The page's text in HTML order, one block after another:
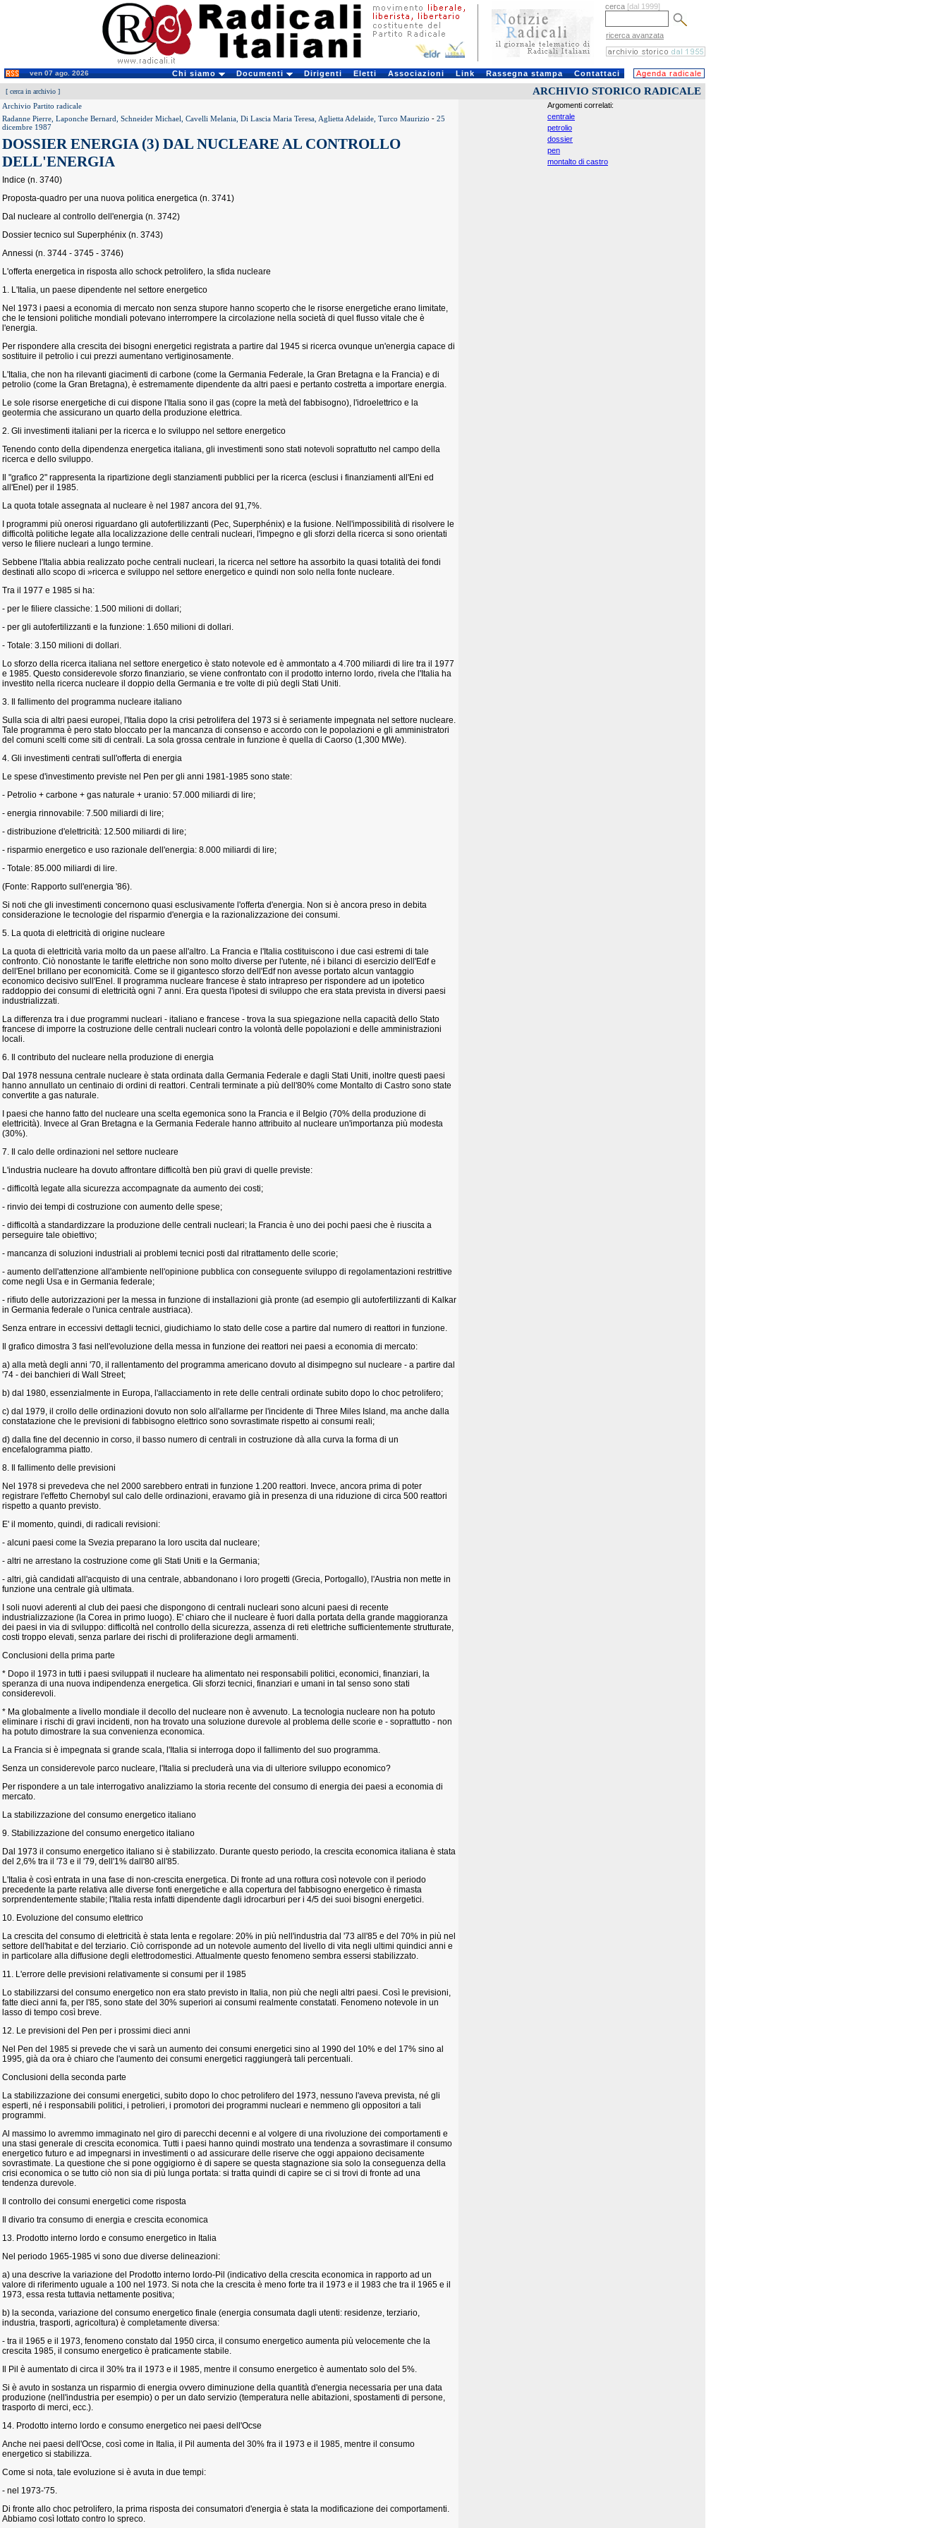
cerca [dal 1999]
ricerca avanzata
ven 07 ago. 2026 Chi siamo Documenti Dirigenti Eletti Associazioni Link Rassegna stampa Contattaci Agenda radicale
[ cerca in archivio ] ARCHIVIO STORICO RADICALE
Archivio Partito radicale
Radanne Pierre, Laponche Bernard, Schneider Michael, Cavelli Melania, Di Lascia Maria Teresa, Aglietta Adelaide, Turco Maurizio - 25
dicembre 1987
DOSSIER ENERGIA (3) DAL NUCLEARE AL CONTROLLO
DELL'ENERGIA
Indice (n. 3740)
Proposta-quadro per una nuova politica energetica (n. 3741)
Dal nucleare al controllo dell'energia (n. 3742)
Dossier tecnico sul Superphénix (n. 3743)
Annessi (n. 3744 - 3745 - 3746)
L'offerta energetica in risposta allo schock petrolifero, la sfida nucleare
1. L'Italia, un paese dipendente nel settore energetico
Nel 1973 i paesi a economia di mercato non senza stupore hanno scoperto che le risorse energetiche erano limitate,
che le tensioni politiche mondiali potevano interrompere la circolazione nella società di quel flusso vitale che è
l'energia.
Per rispondere alla crescita dei bisogni energetici registrata a partire dal 1945 si ricerca ovunque un'energia capace di
sostituire il petrolio i cui prezzi aumentano vertiginosamente.
L'Italia, che non ha rilevanti giacimenti di carbone (come la Germania Federale, la Gran Bretagna e la Francia) e di
petrolio (come la Gran Bretagna), è estremamente dipendente da altri paesi e pertanto costretta a importare energia.
Le sole risorse energetiche di cui dispone l'Italia sono il gas (copre la metà del fabbisogno), l'idroelettrico e la
geotermia che assicurano un quarto della produzione elettrica.
2. Gli investimenti italiani per la ricerca e lo sviluppo nel settore energetico
Tenendo conto della dipendenza energetica italiana, gli investimenti sono stati notevoli soprattutto nel campo della
ricerca e dello sviluppo.
Il "grafico 2" rappresenta la ripartizione degli stanziamenti pubblici per la ricerca (esclusi i finanziamenti all'Eni ed
all'Enel) per il 1985.
La quota totale assegnata al nucleare è nel 1987 ancora del 91,7%.
I programmi più onerosi riguardano gli autofertilizzanti (Pec, Superphénix) e la fusione. Nell'impossibilità di risolvere le
difficoltà politiche legate alla localizzazione delle centrali nucleari, l'impegno e gli sforzi della ricerca si sono orientati
verso le filiere nucleari a lungo termine.
Sebbene l'Italia abbia realizzato poche centrali nucleari, la ricerca nel settore ha assorbito la quasi totalità dei fondi
destinati allo scopo di »ricerca e sviluppo nel settore energetico e quindi non solo nella fonte nucleare.
Tra il 1977 e 1985 si ha:
- per le filiere classiche: 1.500 milioni di dollari;
- per gli autofertilizzanti e la funzione: 1.650 milioni di dollari.
- Totale: 3.150 milioni di dollari.
Lo sforzo della ricerca italiana nel settore energetico è stato notevole ed è ammontato a 4.700 miliardi di lire tra il 1977
e 1985. Questo considerevole sforzo finanziario, se viene confrontato con il prodotto interno lordo, rivela che l'Italia ha
investito nella ricerca nucleare il doppio della Germania e tre volte di più degli Stati Uniti.
3. Il fallimento del programma nucleare italiano
Sulla scia di altri paesi europei, l'Italia dopo la crisi petrolifera del 1973 si è seriamente impegnata nel settore nucleare.
Tale programma è pero stato bloccato per la mancanza di consenso e accordo con le popolazioni e gli amministratori
del comuni scelti come siti di centrali. La sola grossa centrale in funzione è quella di Caorso (1,300 MWe).
4. Gli investimenti centrati sull'offerta di energia
Le spese d'investimento previste nel Pen per gli anni 1981-1985 sono state:
- Petrolio + carbone + gas naturale + uranio: 57.000 miliardi di lire;
- energia rinnovabile: 7.500 miliardi di lire;
- distribuzione d'elettricità: 12.500 miliardi di lire;
- risparmio energetico e uso razionale dell'energia: 8.000 miliardi di lire;
- Totale: 85.000 miliardi di lire.
(Fonte: Rapporto sull'energia '86).
Si noti che gli investimenti concernono quasi esclusivamente l'offerta d'energia. Non si è ancora preso in debita
considerazione le tecnologie del risparmio d'energia e la razionalizzazione dei consumi.
5. La quota di elettricità di origine nucleare
La quota di elettricità varia molto da un paese all'altro. La Francia e l'Italia costituiscono i due casi estremi di tale
confronto. Ciò nonostante le tariffe elettriche non sono molto diverse per l'utente, né i bilanci di esercizio dell'Edf e
dell'Enel brillano per economicità. Come se il gigantesco sforzo dell'Edf non avesse portato alcun vantaggio
economico decisivo sull'Enel. Il programma nucleare francese è stato intrapreso per rispondere ad un ipotetico
raddoppio dei consumi di elettricità ogni 7 anni. Era questa l'ipotesi di sviluppo che era stata prevista in diversi paesi
industrializzati.
La differenza tra i due programmi nucleari - italiano e francese - trova la sua spiegazione nella capacità dello Stato
francese di imporre la costruzione delle centrali nucleari contro la volontà delle popolazioni e delle amministrazioni
locali.
6. Il contributo del nucleare nella produzione di energia
Dal 1978 nessuna centrale nucleare è stata ordinata dalla Germania Federale e dagli Stati Uniti, inoltre questi paesi
hanno annullato un centinaio di ordini di reattori. Centrali terminate a più dell'80% come Montalto di Castro sono state
convertite a gas naturale.
I paesi che hanno fatto del nucleare una scelta egemonica sono la Francia e il Belgio (70% della produzione di
elettricità). Invece al Gran Bretagna e la Germania Federale hanno attribuito al nucleare un'importanza più modesta
(30%).
7. Il calo delle ordinazioni nel settore nucleare
L'industria nucleare ha dovuto affrontare difficoltà ben più gravi di quelle previste:
- difficoltà legate alla sicurezza accompagnate da aumento dei costi;
- rinvio dei tempi di costruzione con aumento delle spese;
- difficoltà a standardizzare la produzione delle centrali nucleari; la Francia è uno dei pochi paesi che è riuscita a
perseguire tale obiettivo;
- mancanza di soluzioni industriali ai problemi tecnici posti dal ritrattamento delle scorie;
- aumento dell'attenzione all'ambiente nell'opinione pubblica con conseguente sviluppo di regolamentazioni restrittive
come negli Usa e in Germania federale;
- rifiuto delle autorizzazioni per la messa in funzione di installazioni già pronte (ad esempio gli autofertilizzanti di Kalkar
in Germania federale o l'unica centrale austriaca).
Senza entrare in eccessivi dettagli tecnici, giudichiamo lo stato delle cose a partire dal numero di reattori in funzione.
Il grafico dimostra 3 fasi nell'evoluzione della messa in funzione dei reattori nei paesi a economia di mercato:
a) alla metà degli anni '70, il rallentamento del programma americano dovuto al disimpegno sul nucleare - a partire dal
'74 - dei banchieri di Wall Street;
b) dal 1980, essenzialmente in Europa, l'allacciamento in rete delle centrali ordinate subito dopo lo choc petrolifero;
c) dal 1979, il crollo delle ordinazioni dovuto non solo all'allarme per l'incidente di Three Miles Island, ma anche dalla
constatazione che le previsioni di fabbisogno elettrico sono sovrastimate rispetto ai consumi reali;
d) dalla fine del decennio in corso, il basso numero di centrali in costruzione dà alla curva la forma di un
encefalogramma piatto.
8. Il fallimento delle previsioni
Nel 1978 si prevedeva che nel 2000 sarebbero entrati in funzione 1.200 reattori. Invece, ancora prima di poter
registrare l'effetto Chernobyl sul calo delle ordinazioni, eravamo già in presenza di una riduzione di circa 500 reattori
rispetto a quanto previsto.
E' il momento, quindi, di radicali revisioni:
- alcuni paesi come la Svezia preparano la loro uscita dal nucleare;
- altri ne arrestano la costruzione come gli Stati Uniti e la Germania;
- altri, già candidati all'acquisto di una centrale, abbandonano i loro progetti (Grecia, Portogallo), l'Austria non mette in
funzione una centrale già ultimata.
I soli nuovi aderenti al club dei paesi che dispongono di centrali nucleari sono alcuni paesi di recente
industrializzazione (la Corea in primo luogo). E' chiaro che il nucleare è fuori dalla portata della grande maggioranza
dei paesi in via di sviluppo: difficoltà nel controllo della sicurezza, assenza di reti elettriche sufficientemente strutturate,
costi troppo elevati, senza parlare dei rischi di proliferazione degli armamenti.
Conclusioni della prima parte
* Dopo il 1973 in tutti i paesi sviluppati il nucleare ha alimentato nei responsabili politici, economici, finanziari, la
speranza di una nuova indipendenza energetica. Gli sforzi tecnici, finanziari e umani in tal senso sono stati
considerevoli.
* Ma globalmente a livello mondiale il decollo del nucleare non è avvenuto. La tecnologia nucleare non ha potuto
eliminare i rischi di gravi incidenti, non ha trovato una soluzione durevole al problema delle scorie e - soprattutto - non
ha potuto dimostrare la sua convenienza economica.
La Francia si è impegnata si grande scala, l'Italia si interroga dopo il fallimento del suo programma.
Senza un considerevole parco nucleare, l'Italia si precluderà una via di ulteriore sviluppo economico?
Per rispondere a un tale interrogativo analizziamo la storia recente del consumo di energia dei paesi a economia di
mercato.
La stabilizzazione del consumo energetico italiano
9. Stabilizzazione del consumo energetico italiano
Dal 1973 il consumo energetico italiano si è stabilizzato. Durante questo periodo, la crescita economica italiana è stata
del 2,6% tra il '73 e il '79, dell'1% dall'80 all'85.
L'Italia è così entrata in una fase di non-crescita energetica. Di fronte ad una rottura così notevole con il periodo
precedente la parte relativa alle diverse fonti energetiche e alla copertura del fabbisogno energetico è rimasta
sorprendentemente stabile; l'Italia resta infatti dipendente dagli idrocarburi per i 4/5 dei suoi bisogni energetici.
10. Evoluzione del consumo elettrico
La crescita del consumo di elettricità è stata lenta e regolare: 20% in più nell'industria dal '73 all'85 e del 70% in più nel
settore dell'habitat e del terziario. Ciò corrisponde ad un notevole aumento del livello di vita negli ultimi quindici anni e
in particolare alla diffusione degli elettrodomestici. Attualmente questo fenomeno sembra essersi stabilizzato.
11. L'errore delle previsioni relativamente si consumi per il 1985
Lo stabilizzarsi del consumo energetico non era stato previsto in Italia, non più che negli altri paesi. Così le previsioni,
fatte dieci anni fa, per l'85, sono state del 30% superiori ai consumi realmente constatati. Fenomeno notevole in un
lasso di tempo così breve.
12. Le previsioni del Pen per i prossimi dieci anni
Nel Pen del 1985 si prevede che vi sarà un aumento dei consumi energetici sino al 1990 del 10% e del 17% sino al
1995, già da ora è chiaro che l'aumento dei consumi energetici raggiungerà tali percentuali.
Conclusioni della seconda parte
La stabilizzazione dei consumi energetici, subito dopo lo choc petrolifero del 1973, nessuno l'aveva prevista, né gli
esperti, né i responsabili politici, i petrolieri, i promotori dei programmi nucleari e nemmeno gli oppositori a tali
programmi.
Al massimo lo avremmo immaginato nel giro di parecchi decenni e al volgere di una rivoluzione dei comportamenti e
una stasi generale di crescita economica. Tutti i paesi hanno quindi mostrato una tendenza a sovrastimare il consumo
energetico futuro e ad impegnarsi in investimenti o ad assicurare delle riserve che oggi appaiono decisamente
sovrastimate. La questione che si pone oggigiorno è di sapere se questa stagnazione sia solo la conseguenza della
crisi economica o se tutto ciò non sia di più lunga portata: si tratta quindi di capire se ci si trovi di fronte ad una
tendenza durevole.
Il controllo dei consumi energetici come risposta
Il divario tra consumo di energia e crescita economica
13. Prodotto interno lordo e consumo energetico in Italia
Nel periodo 1965-1985 vi sono due diverse delineazioni:
a) una descrive la variazione del Prodotto interno lordo-Pil (indicativo della crescita economica in rapporto ad un
valore di riferimento uguale a 100 nel 1973. Si nota che la crescita è meno forte tra il 1973 e il 1983 che tra il 1965 e il
1973, essa resta tuttavia nettamente positiva;
b) la seconda, variazione del consumo energetico finale (energia consumata dagli utenti: residenze, terziario,
industria, trasporti, agricoltura) è completamente diversa:
- tra il 1965 e il 1973, fenomeno constato dal 1950 circa, il consumo energetico aumenta più velocemente che la
crescita 1985, il consumo energetico è praticamente stabile.
Il Pil è aumentato di circa il 30% tra il 1973 e il 1985, mentre il consumo energetico è aumentato solo del 5%.
Si è avuto in sostanza un risparmio di energia ovvero diminuzione della quantità d'energia necessaria per una data
produzione (nell'industria per esempio) o per un dato servizio (temperatura nelle abitazioni, spostamenti di persone,
trasporto di merci, ecc.).
14. Prodotto interno lordo e consumo energetico nei paesi dell'Ocse
Anche nei paesi dell'Ocse, così come in Italia, il Pil aumenta del 30% fra il 1973 e il 1985, mentre il consumo
energetico si stabilizza.
Come si nota, tale evoluzione si è avuta in due tempi:
- nel 1973-'75.
Di fronte allo choc petrolifero, la prima risposta dei consumatori d'energia è stata la modificazione dei comportamenti.
Abbiamo così lottato contro lo spreco.
Argomenti correlati:
centrale
petrolio
dossier
pen
montalto di castro